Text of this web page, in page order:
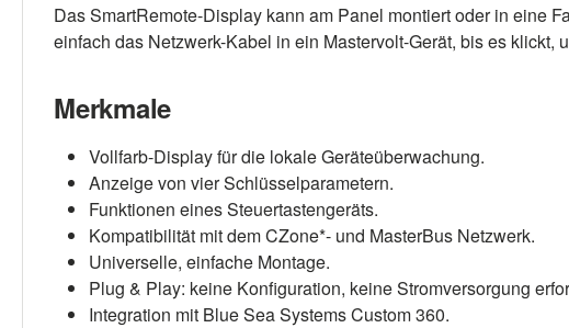
Das SmartRemote-Display kann am Panel montiert oder in eine
einfach das Netzwerk-Kabel in ein Mastervolt-Gerät, bis es klickt,
Merkmale
Vollfarb-Display für die lokale Geräteüberwachung.
Anzeige von vier Schlüsselparametern.
Funktionen eines Steuertastengeräts.
Kompatibilität mit dem CZone*- und MasterBus Netzwerk.
Universelle, einfache Montage.
Plug & Play: keine Konfiguration, keine Stromversorgung
Integration mit Blue Sea Systems Custom 360.